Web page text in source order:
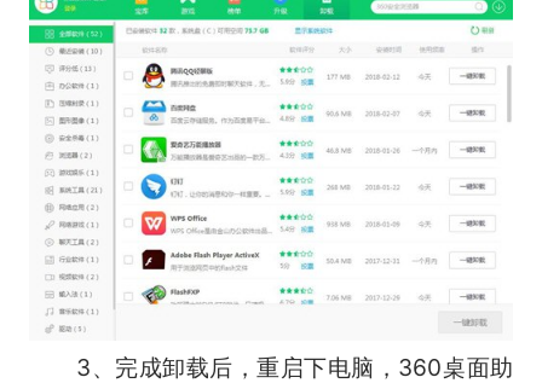
3、完成卸载后，重启下电脑，360桌面助